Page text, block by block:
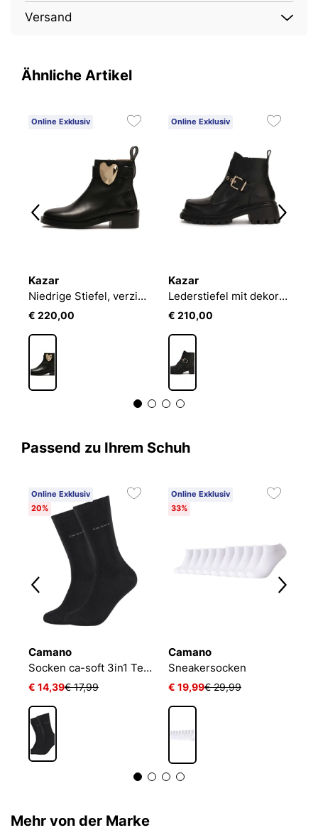
Versand
Ähnliche Artikel
Online Exklusiv
Kazar
Niedrige Stiefel, verziert mit einem Metallherz
€ 220,00
Online Exklusiv
Kazar
Lederstiefel mit dekorativer Schnallenlasche
€ 210,00
Passend zu Ihrem Schuh
Online Exklusiv
20%
Camano
Socken ca-soft 3in1 Tencel Wolle Bambus
€ 14,39€ 17,99
Online Exklusiv
33%
Camano
Sneakersocken
€ 19,99€ 29,99
Mehr von der Marke